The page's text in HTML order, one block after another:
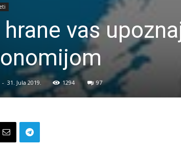
vas
- 31. Jula 2019. 1294 97